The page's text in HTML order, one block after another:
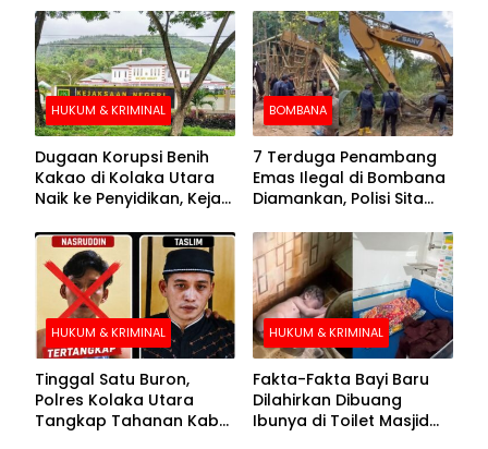
HUKUM & KRIMINAL
Dugaan Korupsi Benih
Kakao di Kolaka Utara
Naik ke Penyidikan, Kejari
BOMBANA
7 Terduga Penambang
Emas Ilegal di Bombana
Diamankan, Polisi Sita
Crusher
HUKUM & KRIMINAL
Tinggal Satu Buron,
Polres Kolaka Utara
Tangkap Tahanan Kabur
HUKUM & KRIMINAL
Fakta-Fakta Bayi Baru
Dilahirkan Dibuang
Ibunya di Toilet Masjid